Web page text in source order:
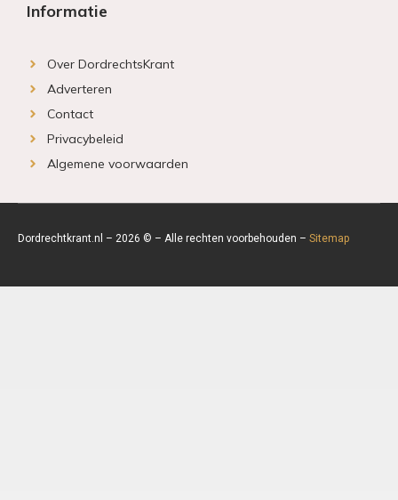
Informatie
Over DordrechtsKrant
Adverteren
Contact
Privacybeleid
Algemene voorwaarden
Dordrechtkrant.nl – 2026 © – Alle rechten voorbehouden – Sitemap